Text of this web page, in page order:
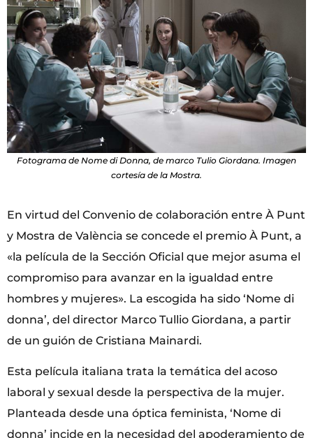
Fotograma de Nome di Donna, de marco Tulio Giordana. Imagen
cortesía de la Mostra.
En virtud del Convenio de colaboración entre À Punt
y Mostra de València se concede el premio À Punt, a
«la película de la Sección Oficial que mejor asuma el
compromiso para avanzar en la igualdad entre
hombres y mujeres». La escogida ha sido ‘Nome di
donna’, del director Marco Tullio Giordana, a partir
de un guión de Cristiana Mainardi.
Esta película italiana trata la temática del acoso
laboral y sexual desde la perspectiva de la mujer.
Planteada desde una óptica feminista, ‘Nome di
donna’ incide en la necesidad del apoderamiento de